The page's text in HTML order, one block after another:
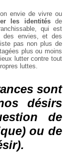
enviede vivre ou
les identitésde
qui est
envies, et des
pas non plus de
plus ou moins
lutter contre tout
luttes.
sont
désirs
de
ou de